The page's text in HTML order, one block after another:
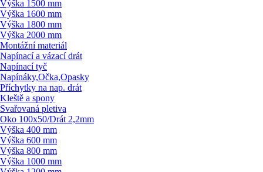
Výška 1500 mm
Výška 1600 mm
Výška 1800 mm
Výška 2000 mm
Montážní materiál
Napínací a vázací drát
Napínací tyč
Napínáky,Očka,Opasky
Příchytky na nap. drát
Kleště a spony
Svařovaná pletiva
Oko 100x50/Drát 2,2mm
Výška 400 mm
Výška 600 mm
Výška 800 mm
Výška 1000 mm